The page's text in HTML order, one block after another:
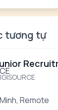
tương tự
Remote